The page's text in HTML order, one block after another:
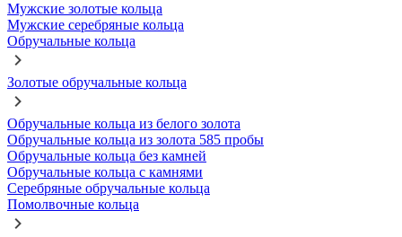
Мужские золотые кольца
Мужские серебряные кольца
Обручальные кольца
Золотые обручальные кольца
Обручальные кольца из белого золота
Обручальные кольца из золота 585 пробы
Обручальные кольца без камней
Обручальные кольца с камнями
Серебряные обручальные кольца
Помолвочные кольца